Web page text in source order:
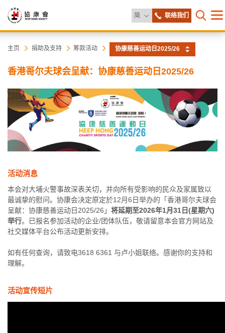
简 更改语言联络我们
打开目
协
康
会
主页 捐助及支持 筹款活动 协康慈善运动日2025/26
香港哥尔夫球会呈献：协康慈善运动日2025/26
活动消息
本会对大埔火警事故深表关切，并向所有受影响的民众及家属致以
最诚挚的慰问。协康会决定原定於12月6日举办的「香港哥尔夫球会
呈献：协康慈善运动日2025/26」 将延期至2026年1月31日(星期六)
举行。已报名参加活动的企业/团体队伍，敬请留意本会官方网站及
社交媒体平台公布活动更新安排。
如有任何查询，请致电3618 6361 与卢小姐联络。感谢你的支持和
理解。
活动宣传短片